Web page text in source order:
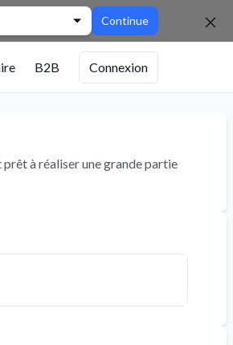
Continue
B2B Connexion
à réaliser une grande partie